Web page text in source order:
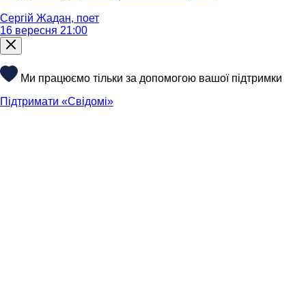
Сергій Жадан, поет
16 вересня 21:00
Ми працюємо тільки за допомогою вашої підтримки
Підтримати «Свідомі»